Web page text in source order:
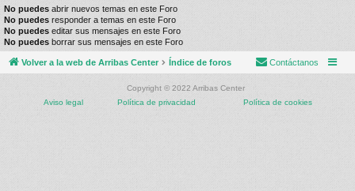
No puedes abrir nuevos temas en este Foro
No puedes responder a temas en este Foro
No puedes editar sus mensajes en este Foro
No puedes borrar sus mensajes en este Foro
Volver a la web de Arribas Center Índice de foros Contáctanos
Copyright © 2022 Arribas Center
Aviso legal
Política de privacidad Política de cookies